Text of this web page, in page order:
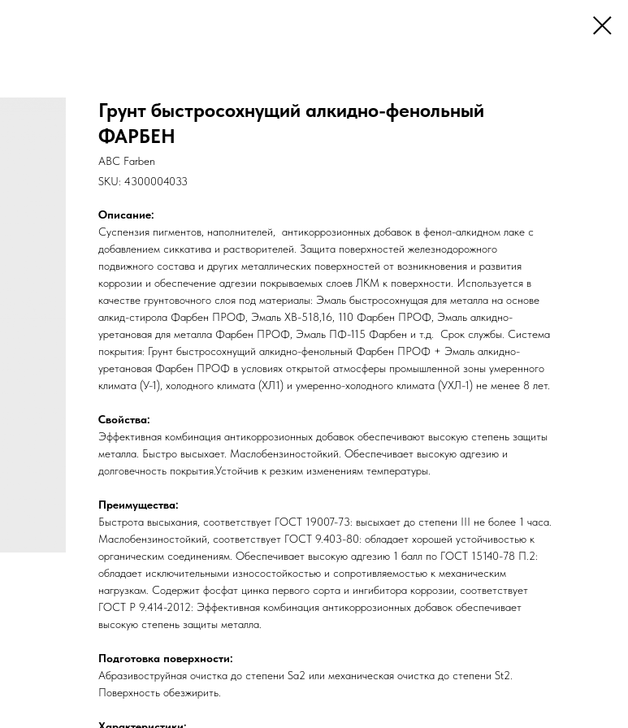
Грунт быстросохнущий алкидно-фенольный
ФАРБЕН
ABC Farben
SKU: 4300004033
Описание:
Суспензия пигментов, наполнителей, антикоррозионных добавок в фенол-алкидном лаке с
добавлением сиккатива и растворителей. Защита поверхностей железнодорожного
подвижного состава и других металлических поверхностей от возникновения и развития
коррозии и обеспечение адгезии покрываемых слоев ЛКМ к поверхности. Используется в
качестве грунтовочного слоя под материалы: Эмаль быстросохнущая для металла на основе
алкид-стирола Фарбен ПРОФ, Эмаль ХВ-518,16, 110 Фарбен ПРОФ, Эмаль алкидно-
уретановая для металла Фарбен ПРОФ, Эмаль ПФ-115 Фарбен и т.д. Срок службы. Система
покрытия: Грунт быстросохнущий алкидно-фенольный Фарбен ПРОФ + Эмаль алкидно-
уретановая Фарбен ПРОФ в условиях открытой атмосферы промышленной зоны умеренного
климата (У-1), холодного климата (ХЛ1) и умеренно-холодного климата (УХЛ-1) не менее 8 лет.
Свойства:
Эффективная комбинация антикоррозионных добавок обеспечивают высокую степень защиты
металла. Быстро высыхает. Маслобензиностойкий. Обеспечивает высокую адгезию и
долговечность покрытия.Устойчив к резким изменениям температуры.
Преимущества:
Быстрота высыхания, соответствует ГОСТ 19007-73: высыхает до степени III не более 1 часа.
Маслобензиностойкий, соответствует ГОСТ 9.403-80: обладает хорошей устойчивостью к
органическим соединениям. Обеспечивает высокую адгезию 1 балл по ГОСТ 15140-78 П.2:
обладает исключительными износостойкостью и сопротивляемостью к механическим
нагрузкам. Содержит фосфат цинка первого сорта и ингибитора коррозии, соответствует
ГОСТ Р 9.414-2012: Эффективная комбинация антикоррозионных добавок обеспечивает
высокую степень защиты металла.
Подготовка поверхности:
Абразивоструйная очистка до степени Sa2 или механическая очистка до степени St2.
Поверхность обезжирить.